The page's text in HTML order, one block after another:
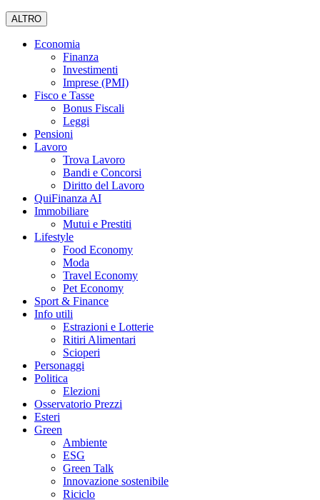
ALTRO
Economia
Finanza
Investimenti
Imprese (PMI)
Fisco e Tasse
Bonus Fiscali
Leggi
Pensioni
Lavoro
Trova Lavoro
Bandi e Concorsi
Diritto del Lavoro
QuiFinanza AI
Immobiliare
Mutui e Prestiti
Lifestyle
Food Economy
Moda
Travel Economy
Pet Economy
Sport & Finance
Info utili
Estrazioni e Lotterie
Ritiri Alimentari
Scioperi
Personaggi
Politica
Elezioni
Osservatorio Prezzi
Esteri
Green
Ambiente
ESG
Green Talk
Innovazione sostenibile
Riciclo